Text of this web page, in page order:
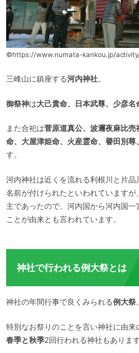
©https://www.numata-kankou.jp/
三峰山に鎮座する河内神社。
御祭神は大己貴命、日本武尊、少彦名
また合祀は菅原道真公、波邇夜麻比
命、大屋津姫命、火産霊命、譽田別尊
す。
河内神社は近くを流れる利根川と片
名前が付けられたといわれています
主であったので、河内国から河内国
ことが由来とも言われています。
神社で行われる例大祭とは
神社の年間行事で良くみられる例大祭。
特別なお祭りのことを言い神社に由来
春季と秋季2回行われる神社もあります